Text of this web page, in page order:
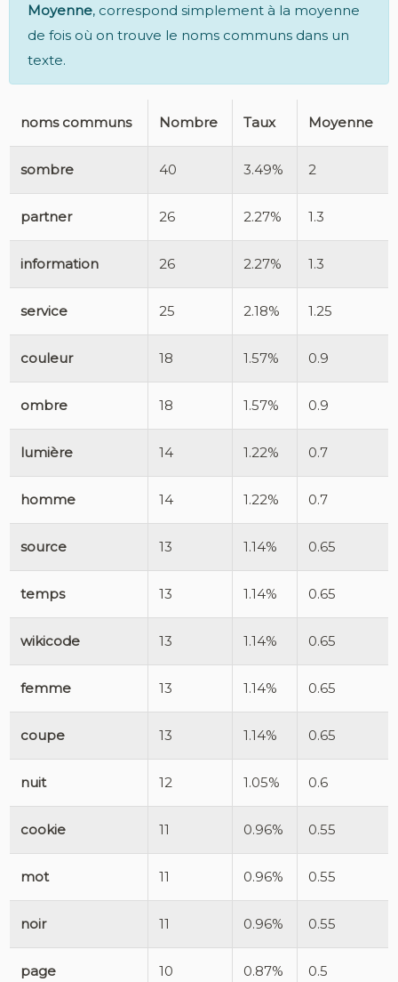
Moyenne, correspond simplement à la moyenne
de fois où on trouve le noms communs dans un
texte.
noms communs Nombre Taux Moyenne
sombre 40 3.49% 2
partner 26 2.27% 1.3
information 26 2.27% 1.3
service 25 2.18% 1.25
couleur 18 1.57% 0.9
ombre 18 1.57% 0.9
lumière 14 1.22% 0.7
homme 14 1.22% 0.7
source 13 1.14% 0.65
temps 13 1.14% 0.65
wikicode 13 1.14% 0.65
femme 13 1.14% 0.65
coupe 13 1.14% 0.65
nuit 12 1.05% 0.6
cookie 11 0.96% 0.55
mot 11 0.96% 0.55
noir 11 0.96% 0.55
page 10 0.87% 0.5